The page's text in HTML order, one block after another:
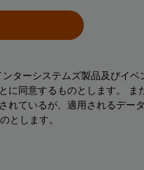
ターシステムズ製品及びイベ
に同意するものとします。 ま
れているが、適用されるデー
とします。